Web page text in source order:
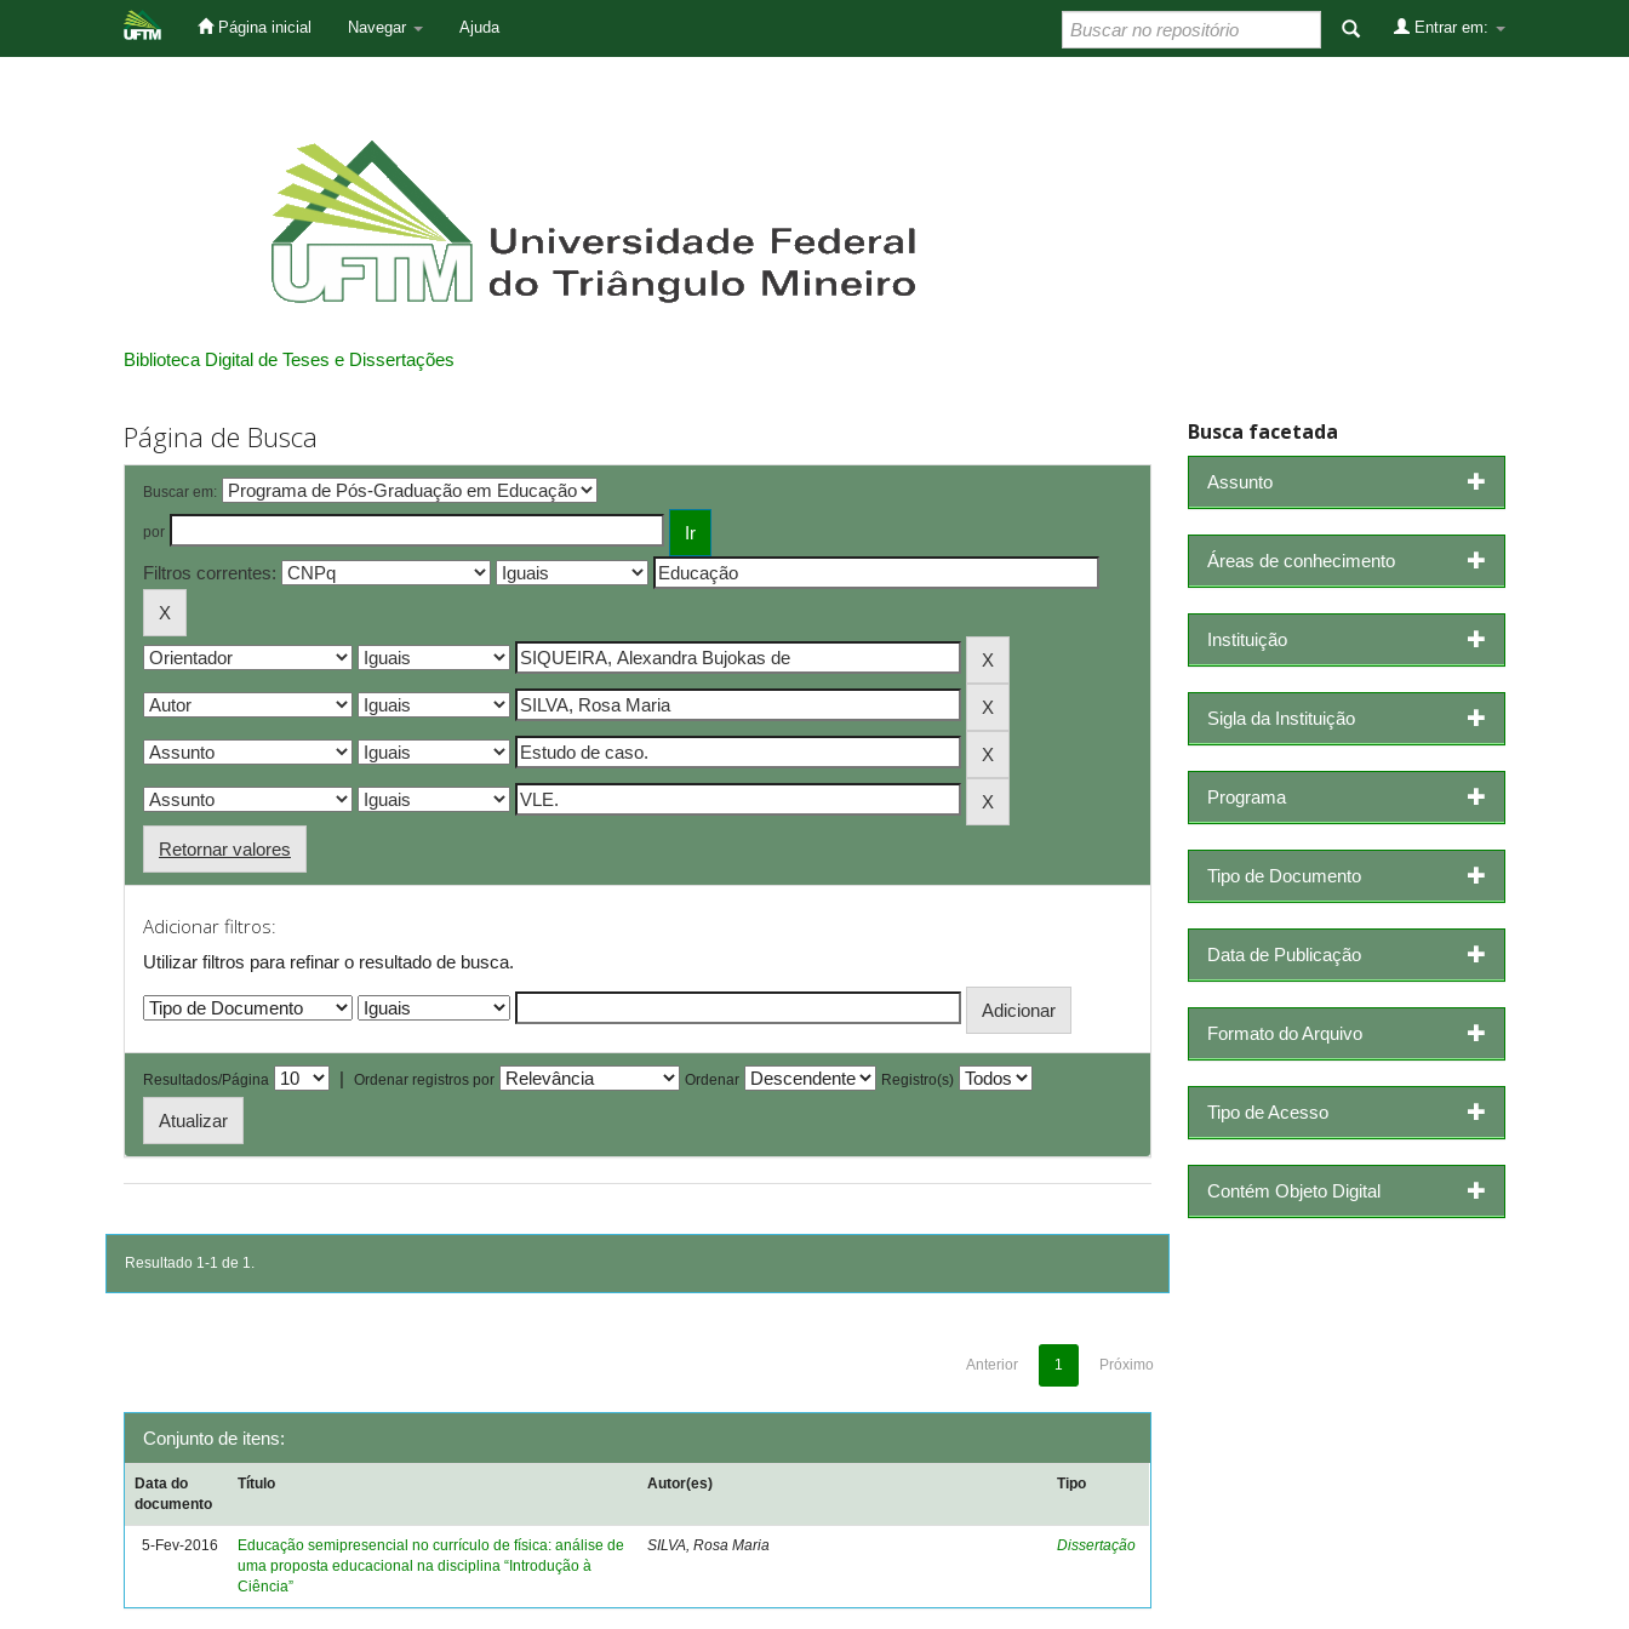
Página inicial Navegar Ajuda Entrar em:
Biblioteca Digital de Teses e Dissertações
Página de Busca
Buscar em:
por
Filtros correntes:
Retornar valores
Adicionar filtros:
Utilizar filtros para refinar o resultado de busca.
Resultados/Página | Ordenar registros por Ordenar Registro(s)
Resultado 1-1 de 1.
Anterior 1 Próximo
Conjunto de itens:
Data do
documento
Título Autor(es) Tipo
5-Fev-2016
Educação semipresencial no currículo de física: análise de
uma proposta educacional na disciplina “Introdução à
Ciência”
SILVA, Rosa Maria Dissertação
Busca facetada
Assunto
Áreas de conhecimento
Instituição
Sigla da Instituição
Programa
Tipo de Documento
Data de Publicação
Formato do Arquivo
Tipo de Acesso
Contém Objeto Digital